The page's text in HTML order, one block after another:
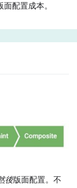
配置成本。
後版面配置。不